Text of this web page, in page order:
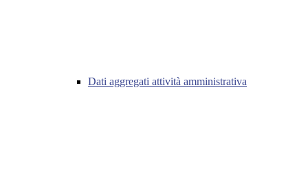
Dati aggregati attività amministrativa